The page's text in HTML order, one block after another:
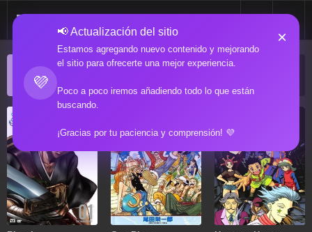
💜
📢 Actualización del sitio
Estamos agregando nuevo contenido y mejorando
el sitio para ofrecerte una mejor experiencia.
Poco a poco iremos añadiendo todo lo que están
buscando.
¡Gracias por tu paciencia y comprensión! 💜
×
ACTUALIZACIONES POPULARES